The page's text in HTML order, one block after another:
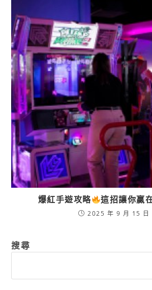
爆紅手遊攻略 這招讓你贏
2025 年 9 月 15 日
搜尋